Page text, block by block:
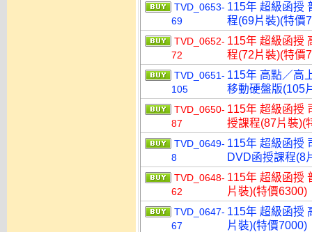
TVD_0653-
69
115年 超級函授
程(69片裝)(特價
TVD_0652-
72
115年 超級函授
程(72片裝)(特價
TVD_0651-
105
115年 高點／高
移動硬盤版(105
TVD_0650-
87
115年 超級函授
授課程(87片裝)(
TVD_0649-
8
115年 超級函授
DVD函授課程(8
TVD_0648-
62
115年 超級函授
片裝)(特價6300)
TVD_0647-
67
115年 超級函授
片裝)(特價7000)